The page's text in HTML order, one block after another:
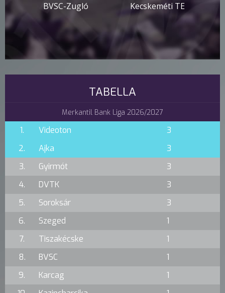
BVSC-Zugló Kecskeméti TE
TABELLA
Merkantil Bank Liga 2026/2027
1. Videoton
3
2.
Ajka
3
3.
Gyirmót
3
4.
DVTK
3
5.
Soroksár
3
6.
Szeged
1
7.
Tiszakécske
1
8.
BVSC
1
9.
Karcag
1